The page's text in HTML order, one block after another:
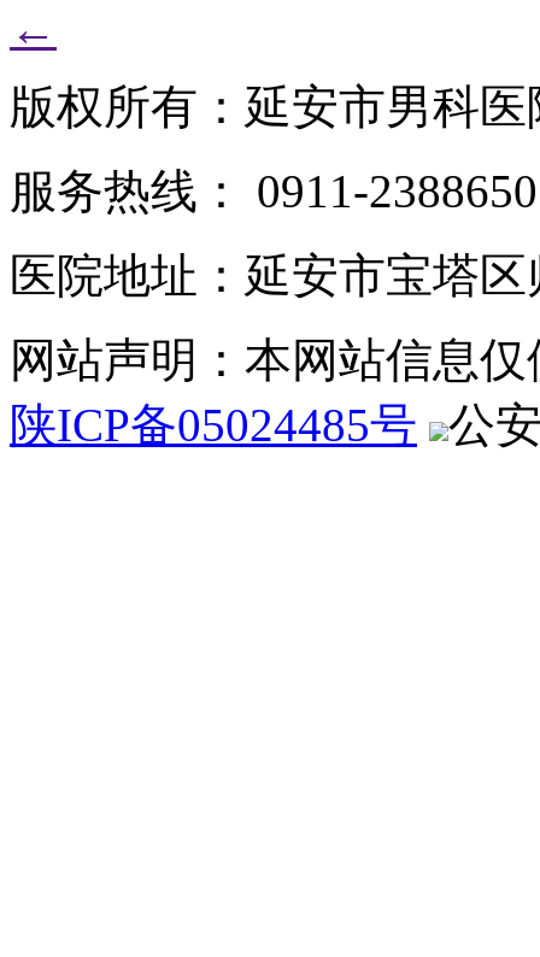
←
版权所有：延安市男科医
服务热线： 0911-2388650
医院地址：延安市宝塔
网站声明：本网站信息
陕ICP备05024485号
公